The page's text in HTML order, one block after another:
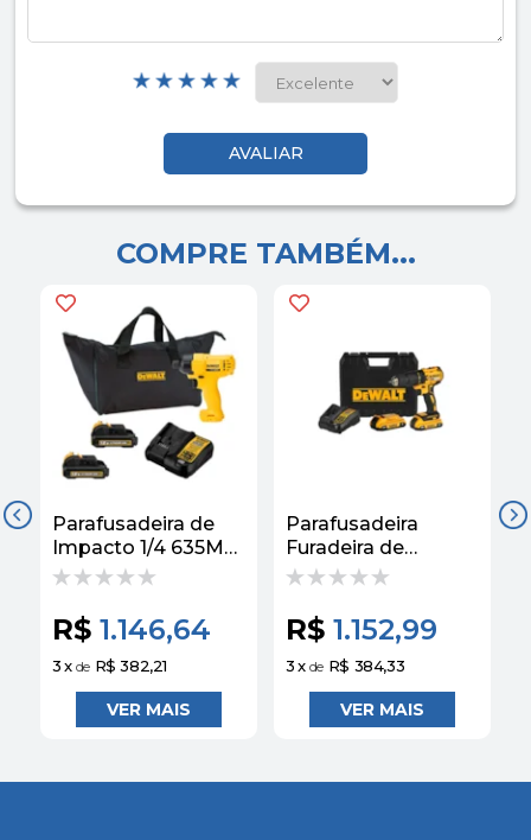
COMPRE TAMBÉM...
Parafusadeira de
Impacto 1/4 635MM
12V com 2 Baterias
Carregamento
Rápido DCF805C2-
BR - Dewalt
R$ 1.146,64
3x de R$ 382,21
Parafusadeira
Furadeira de
Impacto 1/2 13MM
DCD7781D2-BR -
Dewalt
R$ 1.152,99
3x de R$ 384,33